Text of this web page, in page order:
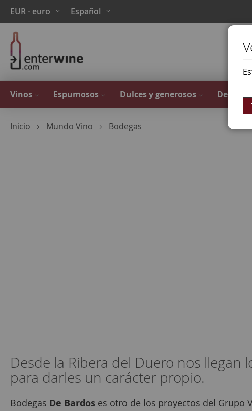
Ir
al
contenido
Moneda
EUR - euro Lenguaje
Español
Vinos Espumosos Dulces y generosos
Inicio Mundo Vino Bodegas
Desde la Ribera del Duero nos
para darles un carácter propio.
Bodegas De Bardos es otro de los proyectos del Grupo